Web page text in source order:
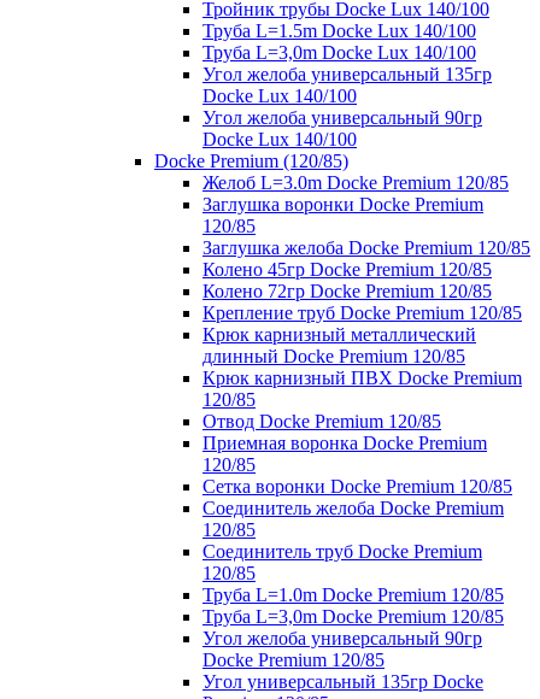
Тройник трубы Docke Lux 140/100
Труба L=1.5m Docke Lux 140/100
Труба L=3,0m Docke Lux 140/100
Угол желоба универсальный 135гр
Docke Lux 140/100
Угол желоба универсальный 90гр
Docke Lux 140/100
Docke Premium (120/85)
Желоб L=3.0m Docke Premium 120/85
Заглушка воронки Docke Premium
120/85
Заглушка желоба Docke Premium 120/85
Колено 45гр Docke Premium 120/85
Колено 72гр Docke Premium 120/85
Крепление труб Docke Premium 120/85
Крюк карнизный металлический
длинный Docke Premium 120/85
Крюк карнизный ПВХ Docke Premium
120/85
Отвод Docke Premium 120/85
Приемная воронка Docke Premium
120/85
Сетка воронки Docke Premium 120/85
Соединитель желоба Docke Premium
120/85
Соединитель труб Docke Premium
120/85
Труба L=1.0m Docke Premium 120/85
Труба L=3,0m Docke Premium 120/85
Угол желоба универсальный 90гр
Docke Premium 120/85
Угол универсальный 135гр Docke